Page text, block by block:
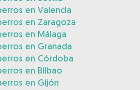
en Valencia
en Zaragoza
en Málaga
en Granada
en Córdoba
en Bilbao
en Gijón